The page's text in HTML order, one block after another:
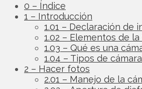
0 – Índice
1 – Introducción
1.01 – Declaración de
1.02 – Elementos de
1.03 – Qué es una
1.04 – Tipos de
2 – Hacer fotos
2.01 – Manejo de la